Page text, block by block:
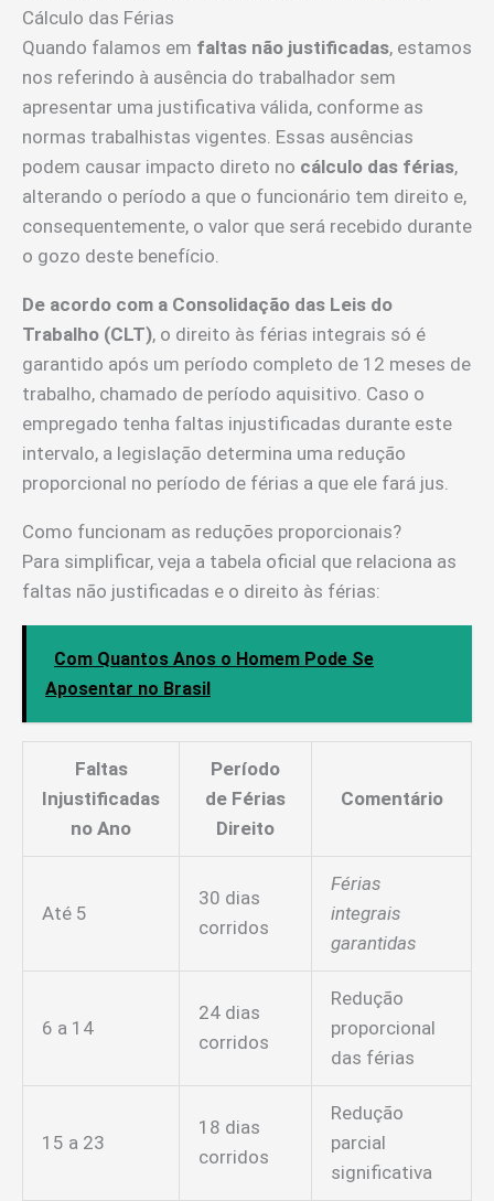
Cálculo das Férias
Quando falamos em faltas não justificadas, estamos
nos referindo à ausência do trabalhador sem
apresentar uma justificativa válida, conforme as
normas trabalhistas vigentes. Essas ausências
podem causar impacto direto no cálculo das férias,
alterando o período a que o funcionário tem direito e,
consequentemente, o valor que será recebido durante
o gozo deste benefício.
De acordo com a Consolidação das Leis do
Trabalho (CLT), o direito às férias integrais só é
garantido após um período completo de 12 meses de
trabalho, chamado de período aquisitivo. Caso o
empregado tenha faltas injustificadas durante este
intervalo, a legislação determina uma redução
proporcional no período de férias a que ele fará jus.
Como funcionam as reduções proporcionais?
Para simplificar, veja a tabela oficial que relaciona as
faltas não justificadas e o direito às férias:
Com Quantos Anos o Homem Pode Se
Aposentar no Brasil
Faltas
Injustificadas
no Ano
Período
de Férias
Direito
Comentário
Até 5
30 dias
corridos
Férias
integrais
garantidas
6 a 14
24 dias
corridos
Redução
proporcional
das férias
15 a 23
18 dias
corridos
Redução
parcial
significativa